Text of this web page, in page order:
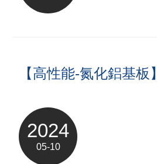
【高性能-氮化鋁基板】
2024
05-10